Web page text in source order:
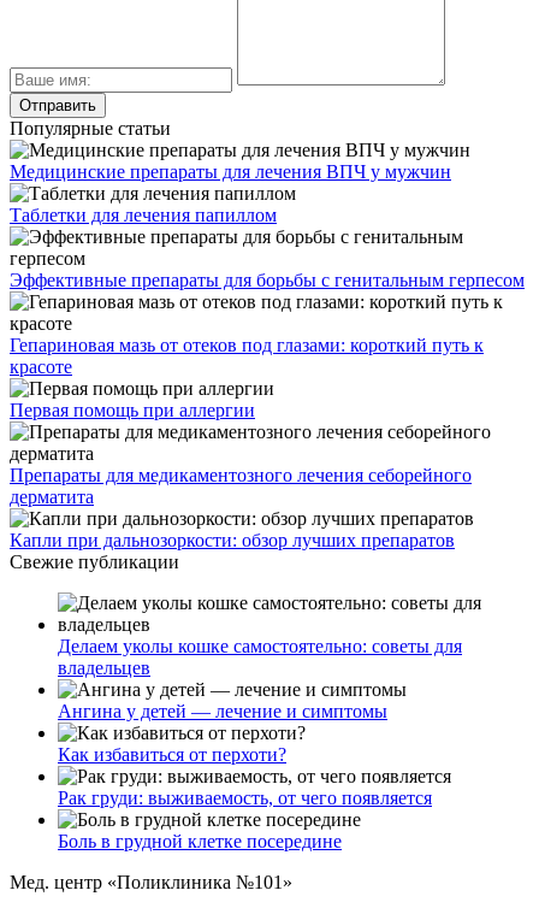
Популярные статьи
Медицинские препараты для лечения ВПЧ у мужчин
Таблетки для лечения папиллом
Эффективные препараты для борьбы с генитальным герпесом
Гепариновая мазь от отеков под глазами: короткий путь к
красоте
Первая помощь при аллергии
Препараты для медикаментозного лечения себорейного
дерматита
Капли при дальнозоркости: обзор лучших препаратов
Свежие публикации
Делаем уколы кошке самостоятельно: советы для
владельцев
Ангина у детей — лечение и симптомы
Как избавиться от перхоти?
Рак груди: выживаемость, от чего появляется
Боль в грудной клетке посередине
Мед. центр «Поликлиника №101»